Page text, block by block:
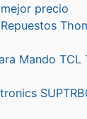
precio
Mando TCL